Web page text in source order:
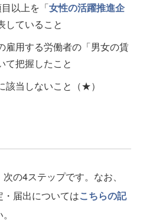
以上を「女性の活躍推進企
していること
雇用する労働者の「男女の賃
て把握したこと
該当しないこと（★）
の4ステップです。なお、
届出についてはこちらの記